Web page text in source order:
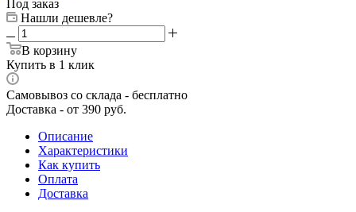
Под заказ
Нашли дешевле?
В корзину
Купить в 1 клик
Самовывоз со склада - бесплатно
Доставка - от 390 руб.
Описание
Характеристики
Как купить
Оплата
Доставка